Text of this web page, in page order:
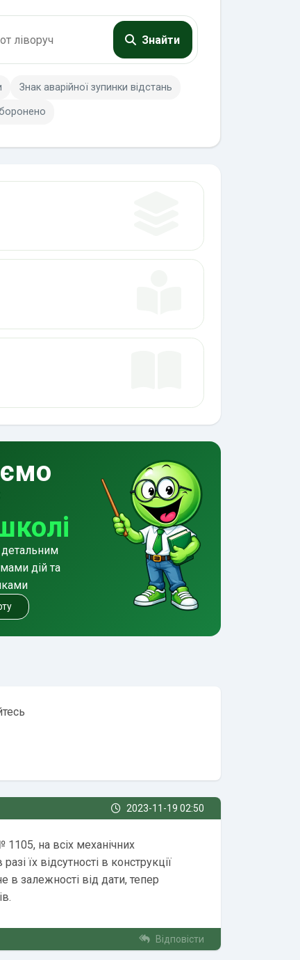
Знайти
Знак аварійної зупинки відстань
детальним
дій та
2023-11-19 02:50
на всіх механічних
їх відсутності в конструкції
в залежності від дати, тепер
Відповісти